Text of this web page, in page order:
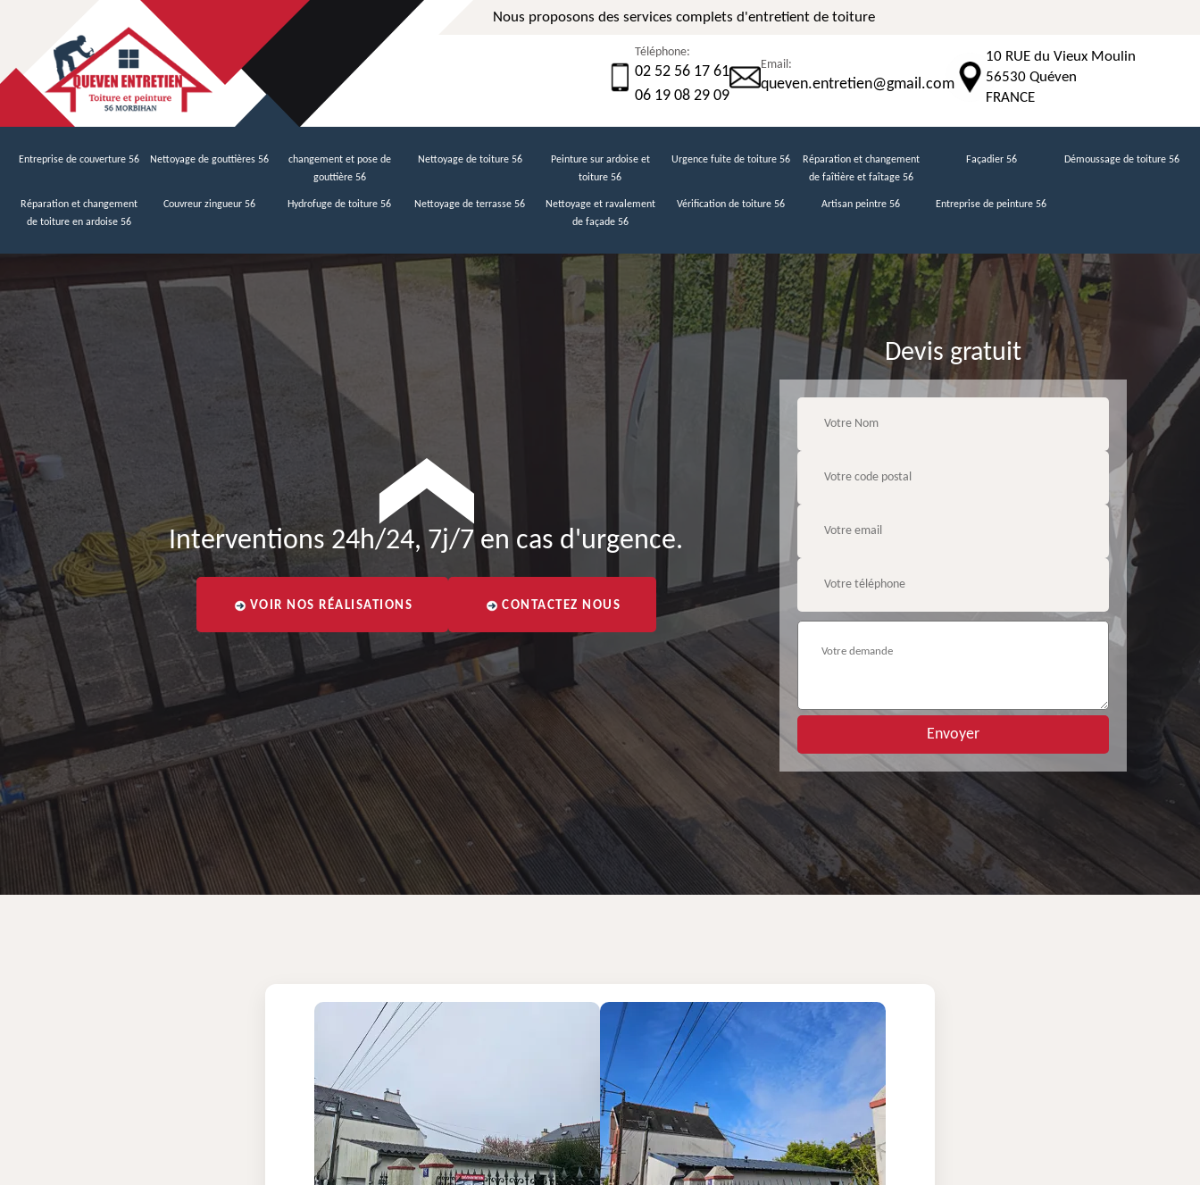
Nous proposons des services complets d'entretient de toiture
Téléphone:
02 52 56 17 61
06 19 08 29 09
Email:
queven.entretien@gmail.com
10 RUE du Vieux Moulin
56530 Quéven
FRANCE
Entreprise de couverture 56 Nettoyage de gouttières 56
changement et pose de
gouttière 56
Nettoyage de toiture 56
Peinture sur ardoise et
toiture 56
Urgence fuite de toiture 56
Réparation et changement
de faîtière et faîtage 56
Façadier 56 Démoussage de toiture 56
Réparation et changement
de toiture en ardoise 56
Couvreur zingueur 56 Hydrofuge de toiture 56 Nettoyage de terrasse 56
Nettoyage et ravalement
de façade 56
Vérification de toiture 56 Artisan peintre 56 Entreprise de peinture 56
Interventions 24h/24, 7j/7 en cas d'urgence.
VOIR NOS RÉALISATIONS CONTACTEZ NOUS
Devis gratuit